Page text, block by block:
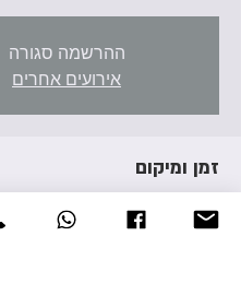
ההרשמה סגורה
אירועים אחרים
זמן ומיקום
06 בינו׳ 2026, 17:00 – 20:00
יהוד מונוסון, אברהם גירון 3, יהוד מונוסון, ישראל